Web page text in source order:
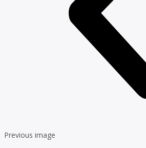
Previous image